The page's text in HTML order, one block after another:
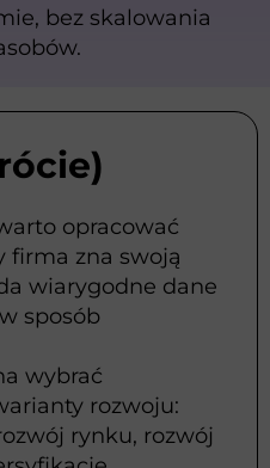
bez skalowania
opracować
firma zna swoją
wiarygodne dane
sposób
wybrać
rozwoju:
rynku, rozwój